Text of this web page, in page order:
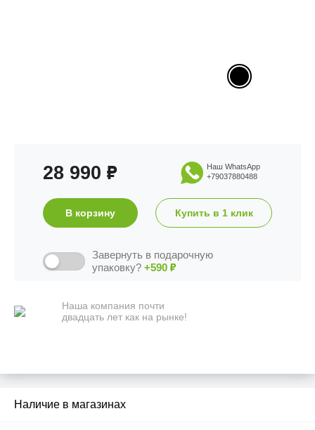
28 990 ₽
Наш WhatsApp
+79037880488
В корзину Купить в 1 клик
Завернуть в подарочную
упаковку? +590 ₽
Наша компания почти
двадцать лет как на рынке!
Наличие в магазинах